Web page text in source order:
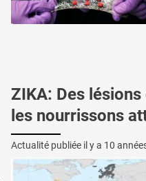
ZIKA: Des
les nourrissons
Actualité publiée il y a 10